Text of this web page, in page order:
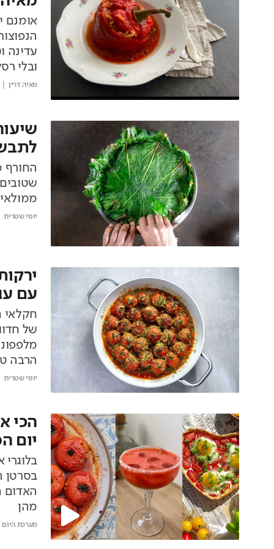
אומנם
עדינה
ובלי
מאיה דרין
החורף
יוסי שטרית
עם
חקלאי
של
הרבה
יוסי שטרית
הכי
יום
בסרטן
האדום
מהן
מערכת היום